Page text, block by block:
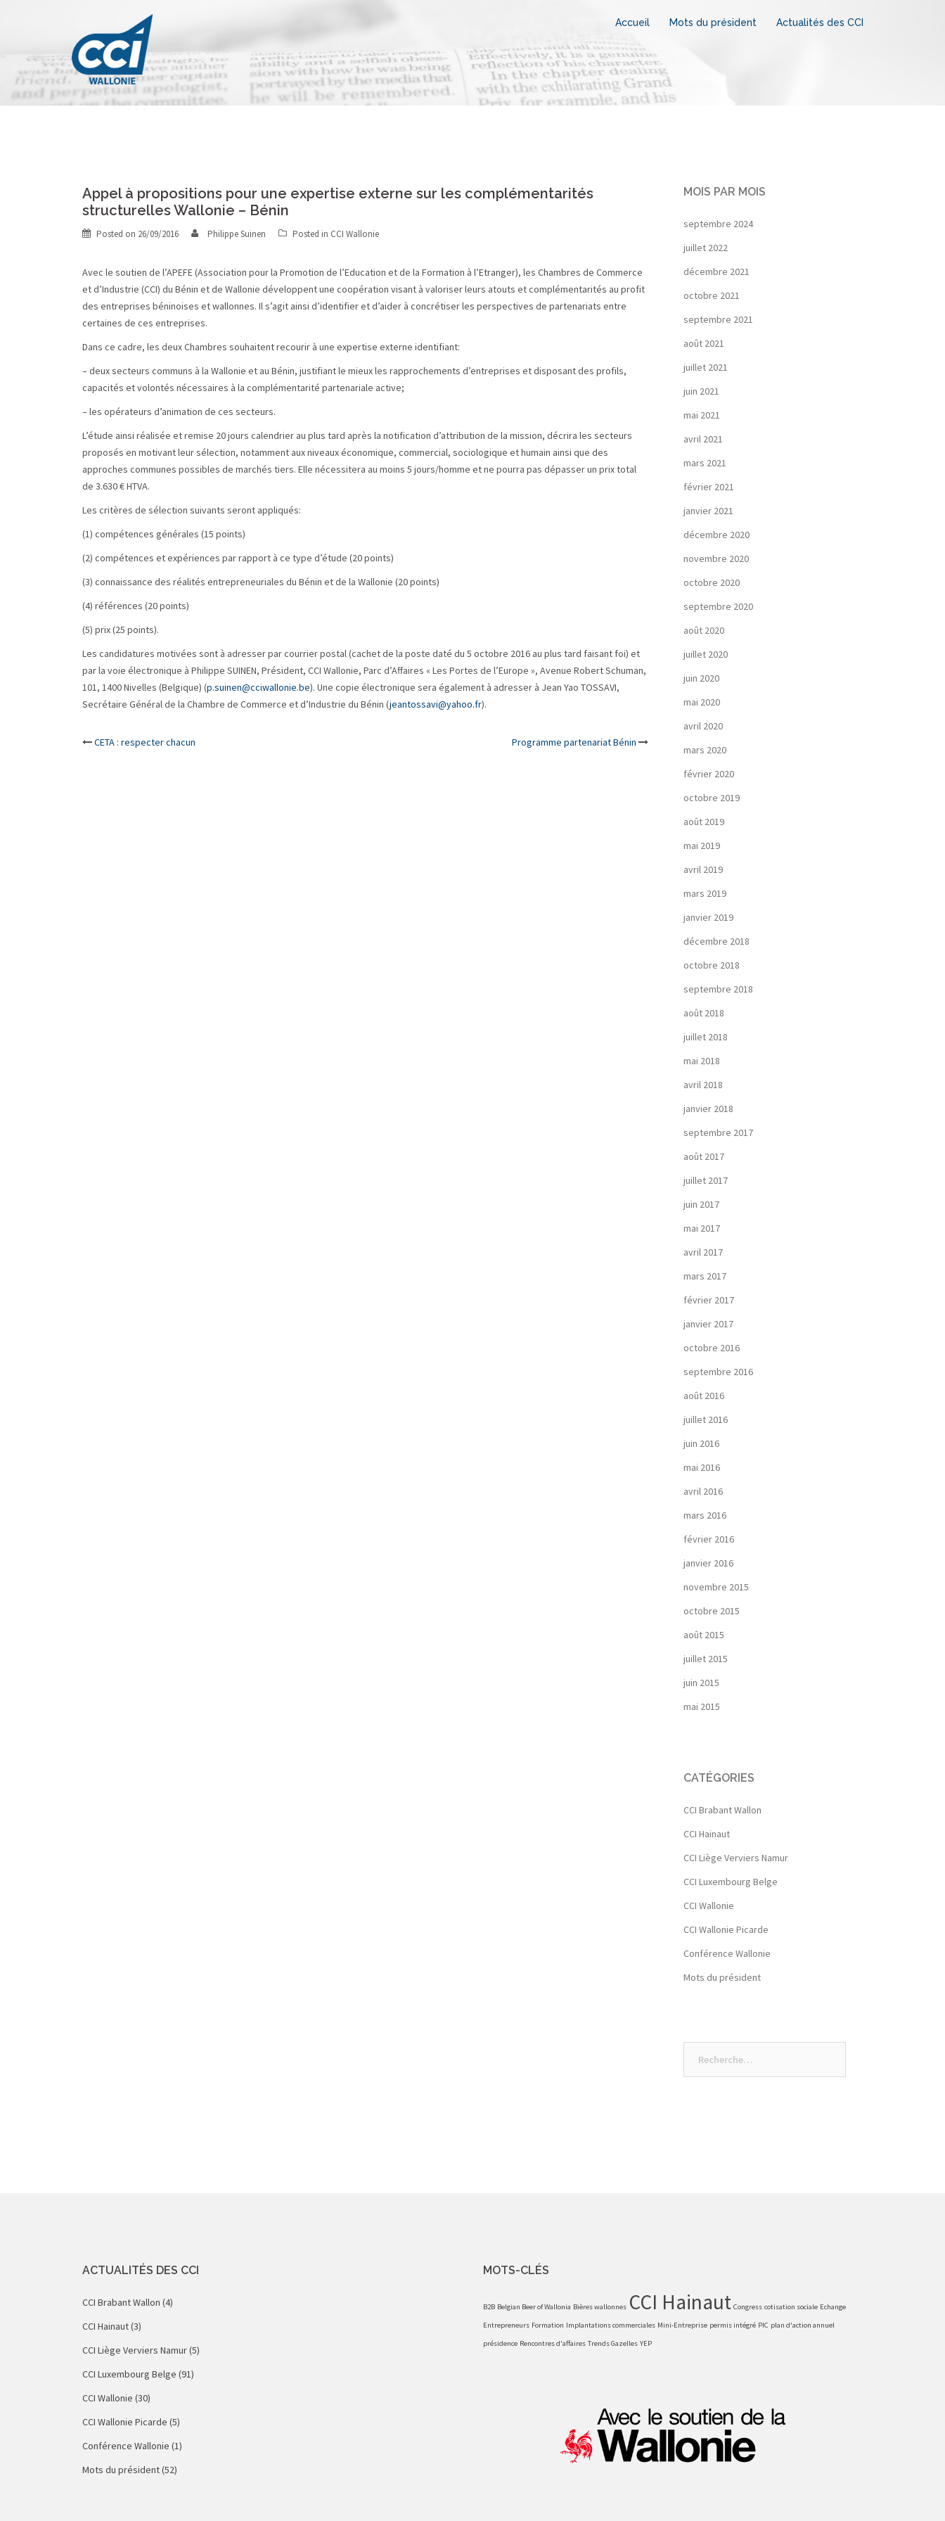
Accueil Mots du président Actualités des CCI
Appel à propositions pour une expertise externe sur les complémentarités
structurelles Wallonie – Bénin
Posted on 26/09/2016 Philippe Suinen Posted in CCI Wallonie
Avec le soutien de l’APEFE (Association pour la Promotion de l’Education et de la Formation à l’Etranger), les Chambres de Commerce
et d’Industrie (CCI) du Bénin et de Wallonie développent une coopération visant à valoriser leurs atouts et complémentarités au profit
des entreprises béninoises et wallonnes. Il s’agit ainsi d’identifier et d’aider à concrétiser les perspectives de partenariats entre
certaines de ces entreprises.
Dans ce cadre, les deux Chambres souhaitent recourir à une expertise externe identifiant:
– deux secteurs communs à la Wallonie et au Bénin, justifiant le mieux les rapprochements d’entreprises et disposant des profils,
capacités et volontés nécessaires à la complémentarité partenariale active;
– les opérateurs d’animation de ces secteurs.
L’étude ainsi réalisée et remise 20 jours calendrier au plus tard après la notification d’attribution de la mission, décrira les secteurs
proposés en motivant leur sélection, notamment aux niveaux économique, commercial, sociologique et humain ainsi que des
approches communes possibles de marchés tiers. Elle nécessitera au moins 5 jours/homme et ne pourra pas dépasser un prix total
de 3.630 € HTVA.
Les critères de sélection suivants seront appliqués:
(1) compétences générales (15 points)
(2) compétences et expériences par rapport à ce type d’étude (20 points)
(3) connaissance des réalités entrepreneuriales du Bénin et de la Wallonie (20 points)
(4) références (20 points)
(5) prix (25 points).
Les candidatures motivées sont à adresser par courrier postal (cachet de la poste daté du 5 octobre 2016 au plus tard faisant foi) et
par la voie électronique à Philippe SUINEN, Président, CCI Wallonie, Parc d’Affaires « Les Portes de l’Europe », Avenue Robert Schuman,
101, 1400 Nivelles (Belgique) (p.suinen@cciwallonie.be). Une copie électronique sera également à adresser à Jean Yao TOSSAVI,
Secrétaire Général de la Chambre de Commerce et d’Industrie du Bénin (jeantossavi@yahoo.fr).
Post
CETA : respecter chacun Programme partenariat Bénin
MOIS PAR MOIS
septembre 2024
juillet 2022
décembre 2021
octobre 2021
septembre 2021
août 2021
juillet 2021
juin 2021
mai 2021
avril 2021
mars 2021
février 2021
janvier 2021
décembre 2020
novembre 2020
octobre 2020
septembre 2020
août 2020
juillet 2020
juin 2020
mai 2020
avril 2020
mars 2020
février 2020
octobre 2019
août 2019
mai 2019
avril 2019
mars 2019
janvier 2019
décembre 2018
octobre 2018
septembre 2018
août 2018
juillet 2018
mai 2018
avril 2018
janvier 2018
septembre 2017
août 2017
juillet 2017
juin 2017
mai 2017
avril 2017
mars 2017
février 2017
janvier 2017
octobre 2016
septembre 2016
août 2016
juillet 2016
juin 2016
mai 2016
avril 2016
mars 2016
février 2016
janvier 2016
novembre 2015
octobre 2015
août 2015
juillet 2015
juin 2015
mai 2015
CATÉGORIES
CCI Brabant Wallon
CCI Hainaut
CCI Liège Verviers Namur
CCI Luxembourg Belge
CCI Wallonie
CCI Wallonie Picarde
Conférence Wallonie
Mots du président
ACTUALITÉS DES CCI
CCI Brabant Wallon (4)
CCI Hainaut(3)
CCI Liège Verviers Namur(5)
CCI Luxembourg Belge (91)
CCI Wallonie (30)
CCI Wallonie Picarde (5)
Conférence Wallonie (1)
Mots du président(52)
MOTS-CLÉS
B2B Belgian Beer of Wallonia Bières wallonnes CCI Hainaut Congress cotisation sociale Echange
Entrepreneurs Formation Implantations commerciales Mini-Entreprise permis intégré PIC plan d'action annuel
présidence Rencontres d'affaires Trends Gazelles YEP